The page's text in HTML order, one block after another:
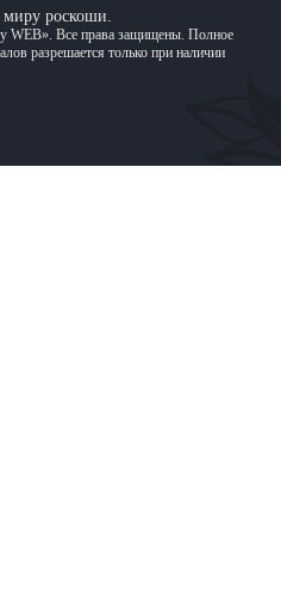
роскоши.
WEB». Все права защищены. Полное
разрешается только при наличии